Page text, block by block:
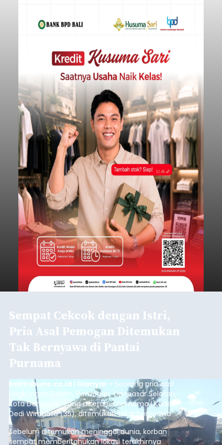
Sempat Cekcok dengan Istri,
Pria Asal Pemogan Ditemukan
Tak Bernyawa di Pantai
Purnama
balitribune.co.id I Gianyar - Seorang pria asal
Lingkungan Dalem, Pemogan, Denpasar Selatan,
Kota Denpasar, yang diketahui bernama I Kadek
Dedi Wiranata (35), ditemukan tidak bernyawa di
pesisir Pantai Purnama, Sukawati.
Sebelum ditemukan meninggal dunia, korban
sempat memberitahukan lokasi terakhirnya